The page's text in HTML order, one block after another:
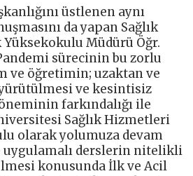
üstlenen aynı
da yapan Sağlık
Müdürü Öğr.
sürecinin bu zorlu
ve öğretimin; uzaktan ve
ve kesintisiz
farkındalığı ile
Sağlık Hizmetleri
olarak yolumuza devam
uygulamalı derslerin nitelikli
konusunda İlk ve Acil